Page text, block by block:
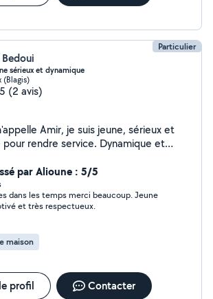
Particulier
sérieux et dynamique
(Blagis)
(2 avis)
Amir, je suis jeune, sérieux et
rendre service. Dynamique et
demandes et vous aider au mieux,
de main, À bientôt ! »
par Alioune : 5/5
dans les temps merci beaucoup. Jeune
et très respectueux.
maison
profil Contacter